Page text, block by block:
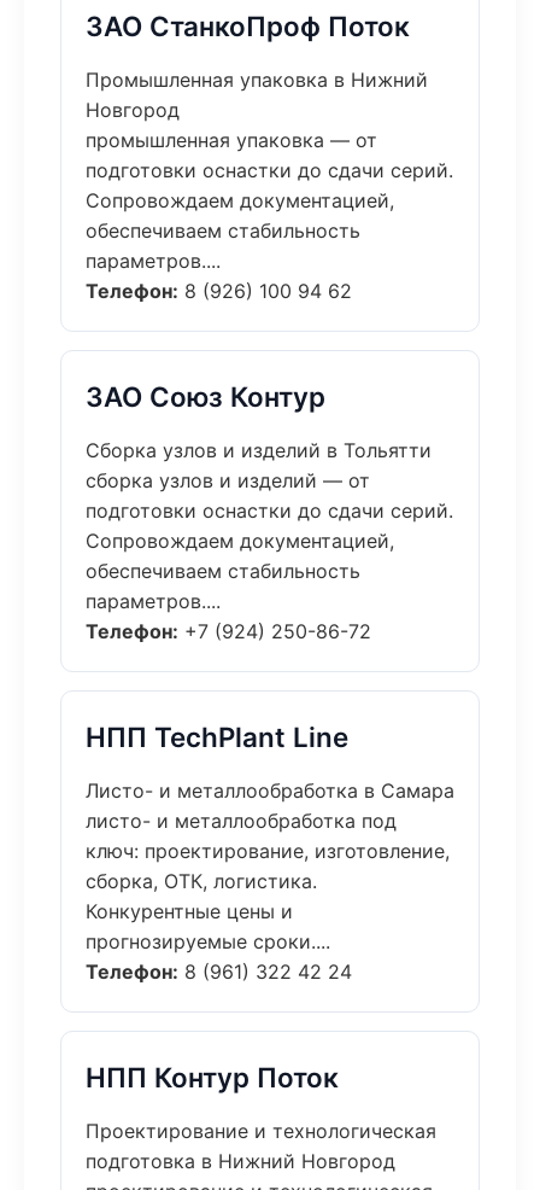
ЗАО СтанкоПроф Поток
Промышленная упаковка в Нижний
Новгород
промышленная упаковка — от
подготовки оснастки до сдачи серий.
Сопровождаем документацией,
обеспечиваем стабильность
параметров....
Телефон: 8 (926) 100 94 62
ЗАО Союз Контур
Сборка узлов и изделий в Тольятти
сборка узлов и изделий — от
подготовки оснастки до сдачи серий.
Сопровождаем документацией,
обеспечиваем стабильность
параметров....
Телефон: +7 (924) 250-86-72
НПП TechPlant Line
Листо- и металлообработка в Самара
листо- и металлообработка под
ключ: проектирование, изготовление,
сборка, ОТК, логистика.
Конкурентные цены и
прогнозируемые сроки....
Телефон: 8 (961) 322 42 24
НПП Контур Поток
Проектирование и технологическая
подготовка в Нижний Новгород